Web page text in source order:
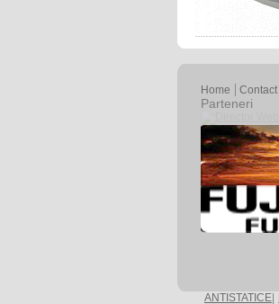
Home
Contact
Parteneri
ANTISTATICE